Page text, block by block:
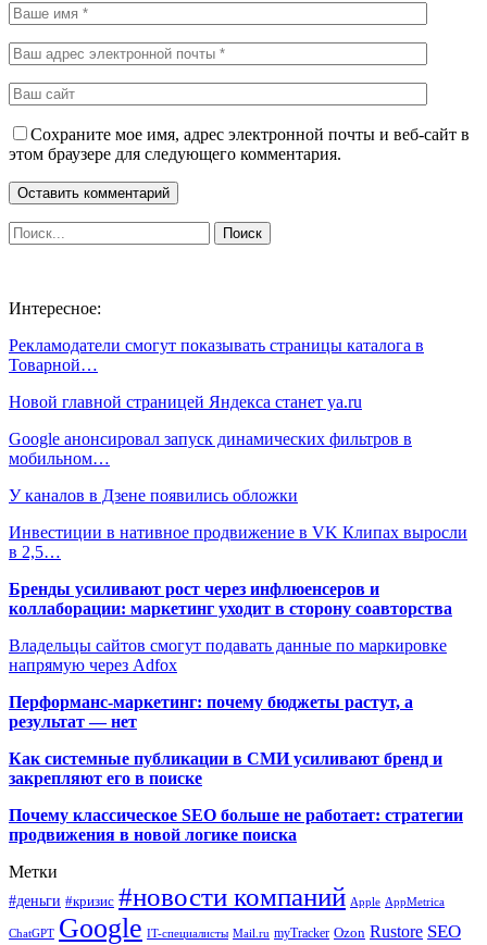
Сохраните мое имя, адрес электронной почты и веб-сайт в
этом браузере для следующего комментария.
Интересное:
Рекламодатели смогут показывать страницы каталога в
Товарной…
Новой главной страницей Яндекса станет ya.ru
Google анонсировал запуск динамических фильтров в
мобильном…
У каналов в Дзене появились обложки
Инвестиции в нативное продвижение в VK Клипах выросли
в 2,5…
Бренды усиливают рост через инфлюенсеров и
коллаборации: маркетинг уходит в сторону соавторства
Владельцы сайтов смогут подавать данные по маркировке
напрямую через Adfox
Перформанс-маркетинг: почему бюджеты растут, а
результат — нет
Как системные публикации в СМИ усиливают бренд и
закрепляют его в поиске
Почему классическое SEO больше не работает: стратегии
продвижения в новой логике поиска
Метки
#деньги #кризис #новости компаний Apple AppMetrica
ChatGPT Google IT-специалисты Mail.ru myTracker Ozon Rustore SEO